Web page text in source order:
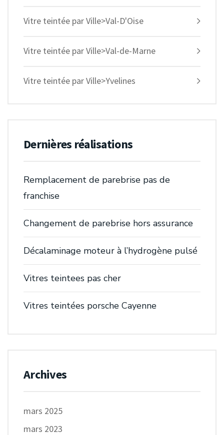
Vitre teintée par Ville>Val-D'Oise
Vitre teintée par Ville>Val-de-Marne
Vitre teintée par Ville>Yvelines
Dernières réalisations
Remplacement de parebrise pas de
franchise
Changement de parebrise hors assurance
Décalaminage moteur à l’hydrogène pulsé
Vitres teintees pas cher
Vitres teintées porsche Cayenne
Archives
mars 2025
mars 2023